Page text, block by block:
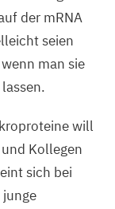
der mRNA
seien
man sie
will
Kollegen
sich bei